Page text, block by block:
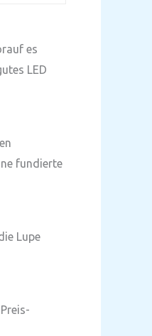
es
LED
fundierte
Lupe